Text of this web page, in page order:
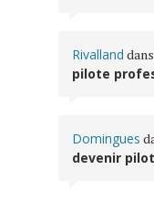
Rivalland dans
pilote
Domingues
devenir